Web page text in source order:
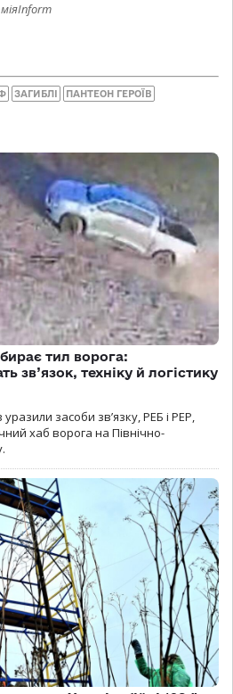
ЗАГИБЛІ ПАНТЕОН ГЕРОЇВ
тил ворога:
зв’язок, техніку й логістику
засоби зв’язку, РЕБ і РЕР,
хаб ворога на Північно-